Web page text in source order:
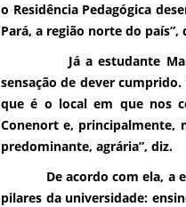
o Residência Pedagógica
Pará, a região norte do país”,
Já a estudante Maria
sensação de dever
que é o local em que nos
Conenort e, principalmente,
predominante, agrária”, diz.
De acordo com ela, a
pilares da universidade: